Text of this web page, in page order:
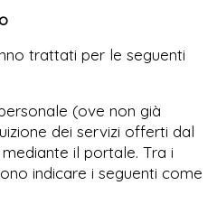
trattati per le seguenti
(ove non già
dei servizi offerti dal
il portale. Tra i
indicare i seguenti come